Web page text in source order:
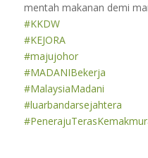
mentah makanan demi
#KKDW
#KEJORA
#majujohor
#MADANIBekerja
#MalaysiaMadani
#luarbandarsejahtera